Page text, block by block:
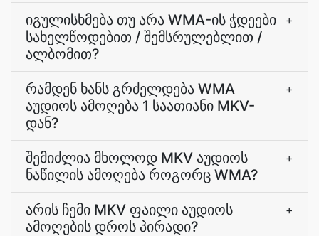
იგულისხმება თუ არა WMA-ის ჭდეები
სახელწოდებით / შემსრულებლით /
ალბომით?
+
რამდენ ხანს გრძელდება WMA
აუდიოს ამოღება 1 საათიანი MKV-
დან?
+
შემიძლია მხოლოდ MKV აუდიოს
ნაწილის ამოღება როგორც WMA?
+
არის ჩემი MKV ფაილი აუდიოს
ამოღების დროს პირადი?
+